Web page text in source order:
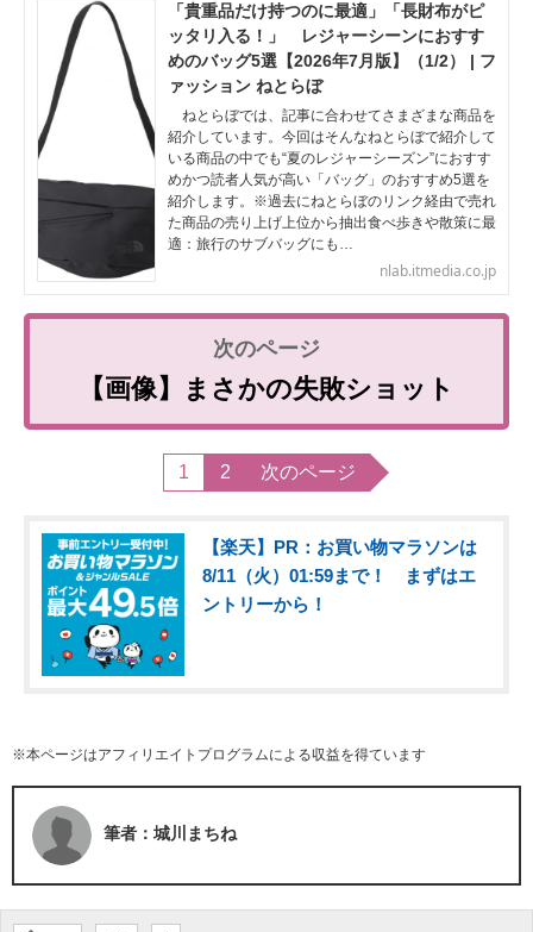
「貴重品だけ持つのに最適」「長財布がピ
ッタリ入る！」 レジャーシーンにおすす
めのバッグ5選【2026年7月版】（1/2） | フ
ァッション ねとらぼ
ねとらぼでは、記事に合わせてさまざまな商品を
紹介しています。今回はそんなねとらぼで紹介して
いる商品の中でも“夏のレジャーシーズン”におすす
めかつ読者人気が高い「バッグ」のおすすめ5選を
紹介します。※過去にねとらぼのリンク経由で売れ
た商品の売り上げ上位から抽出食べ歩きや散策に最
適：旅行のサブバッグにも…
nlab.itmedia.co.jp
【画像】まさかの失敗ショット
1 2 次のページ
【楽天】PR：お買い物マラソンは
8/11（火）01:59まで！ まずはエ
ントリーから！
※本ページはアフィリエイトプログラムによる収益を得ています
筆者：城川まちね